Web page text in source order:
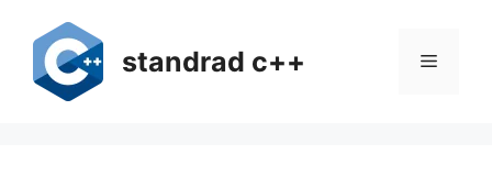
standrad c++ 菜